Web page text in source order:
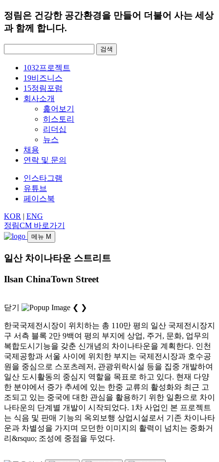
정림은 건강한 공간환경을 만들어 더불어 사는 세상
과 함께 합니다.
1032프로젝트
19비즈니스
15정림포럼
회사소개
훑어보기
히스토리
리더십
뉴스
채용
연락 및 문의
인스타그램
유튜브
페이스북
KOR | ENG
정림CM 바로가기
메뉴 M
일산 차이나타운 스트리트
Ilsan ChinaTown Street
닫기 ❮ ❯
한국국제전시장이 위치하는 총 110만 평의 일산 국제전시장지
구 서측 블록 2만 9백여 평의 부지에 상업, 주거, 문화, 업무의
복합도시기능을 갖춘 신개념의 차이나타운을 계획한다. 인천
국제공항과 서울 사이에 위치한 부지는 국제전시장과 호수공
원을 중심으로 스포츠레저, 관광위락시설 등을 집중 개발하여
일산 도시활동의 중심지 역할을 목표로 하고 있다. 현재 다양
한 분야에서 증가 추세에 있는 한중 교류의 활성화와 최근 고
조되고 있는 중국에 대한 관심을 활용하기 위한 일환으로 차이
나타운의 단계별 개발이 시작되었다. 1차 사업인 본 프로젝트
는 식음 및 판매 기능의 옥외보행 상업시설로서 기존 차이나타
운과 차별성을 가지며 모던한 이미지의 활력이 넘치는 중화거
리&rsquo; 조성에 중점을 두었다.